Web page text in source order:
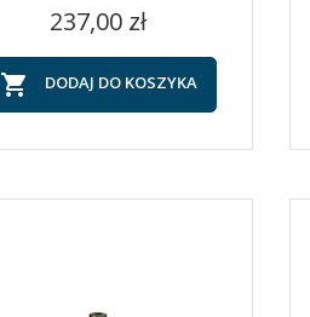
Szybki podgląd
Cena
237,00 zł
 DODAJ DO KOSZYKA